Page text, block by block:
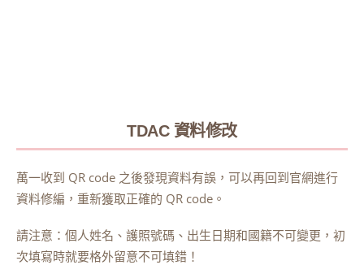
TDAC 資料修改
萬一收到 QR code 之後發現資料有誤，可以再回到官網進行
資料修編，重新獲取正確的 QR code。
請注意：個人姓名、護照號碼、出生日期和國籍不可變更，初
次填寫時就要格外留意不可填錯！